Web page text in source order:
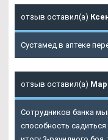
отзыв оставил(а)
Сустамед в аптеке
отзыв оставил(а)
Сотрудников банка
способность